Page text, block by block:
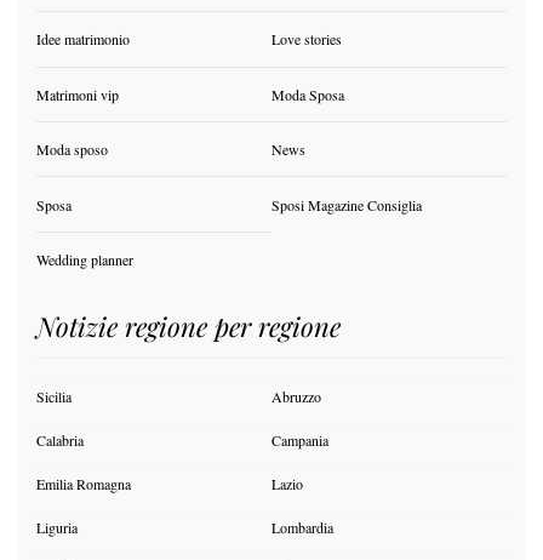
Idee matrimonio Love stories
Matrimoni vip Moda Sposa
Moda sposo News
Sposa Sposi Magazine Consiglia
Wedding planner
Notizie regione per regione
Sicilia Abruzzo
Calabria Campania
Emilia Romagna Lazio
Liguria Lombardia